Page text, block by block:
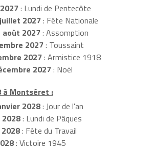
: Lundi de Pentecôte
2027: Fête Nationale
août 2027: Assomption
2027: Toussaint
2027: Armistice 1918
2027: Noël
à Montséret :
2028: Jour de l'an
: Lundi de Pâques
: Fête du Travail
: Victoire 1945